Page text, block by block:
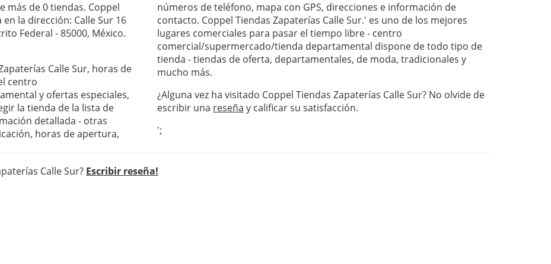
más de 0 tiendas. Coppel
la dirección: Calle Sur 16
Federal - 85000, México.
Calle Sur, horas de
centro
y ofertas especiales,
la tienda de la lista de
detallada - otras
horas de apertura,
números de teléfono, mapa con GPS, direcciones e información de
contacto. Coppel Tiendas Zapaterías Calle Sur.' es uno de los mejores
lugares comerciales para pasar el tiempo libre - centro
comercial/supermercado/tienda departamental dispone de todo tipo de
tienda - tiendas de oferta, departamentales, de moda, tradicionales y
mucho más.
¿Alguna vez ha visitado Coppel Tiendas Zapaterías Calle Sur? No olvide de
escribir una reseña y calificar su satisfacción.
';
Calle Sur? Escribir reseña!